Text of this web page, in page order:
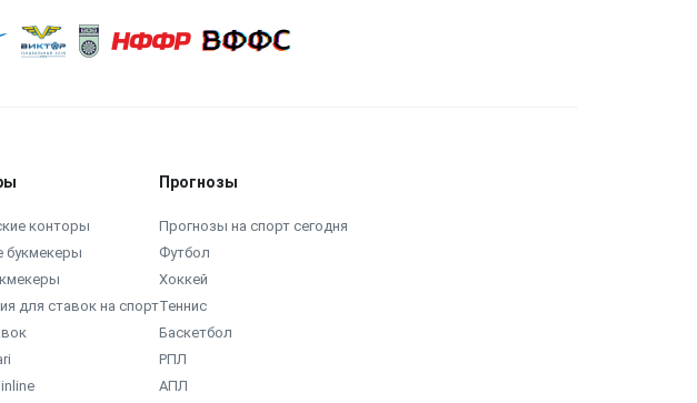
конторы
букмекеры
для ставок на спорт
Прогнозы
Прогнозы на спорт сегодня
Футбол
Хоккей
Теннис
Баскетбол
РПЛ
АПЛ